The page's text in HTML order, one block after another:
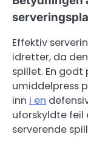
Effektiv
idretter, da
spillet. En godt
umiddelpress
inn i en
uforskyldte feil
serverende